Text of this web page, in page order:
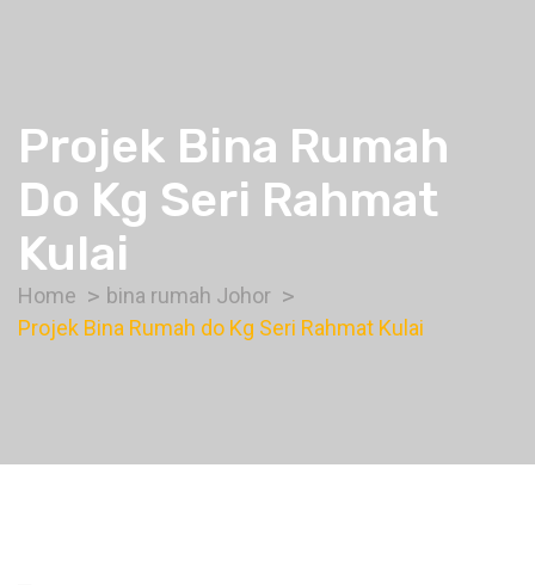
Projek Bina Rumah
Do Kg Seri Rahmat
Kulai
Home
bina rumah Johor
Projek Bina Rumah do Kg Seri Rahmat Kulai